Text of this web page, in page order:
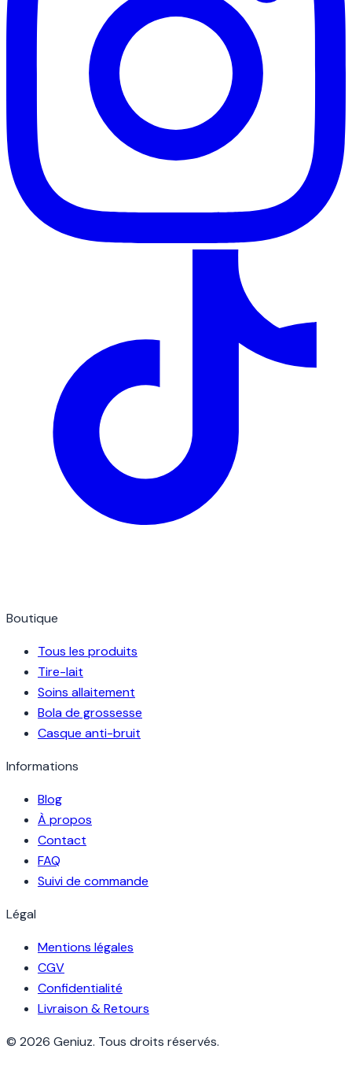
Boutique
Tous les produits
Tire-lait
Soins allaitement
Bola de grossesse
Casque anti-bruit
Informations
Blog
À propos
Contact
FAQ
Suivi de commande
Légal
Mentions légales
CGV
Confidentialité
Livraison & Retours
© 2026 Geniuz. Tous droits réservés.